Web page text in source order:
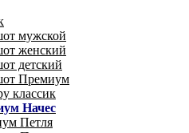
мужской
женский
детский
Премиум
классик
Начес
Петля